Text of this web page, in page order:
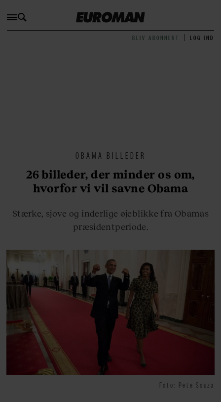
BLIV ABONNENT LOG IND
OBAMA BILLEDER
26 billeder, der minder os om,
hvorfor vi vil savne Obama
Stærke, sjove og inderlige øjeblikke fra Obamas
præsidentperiode.
Foto: Pete Souza